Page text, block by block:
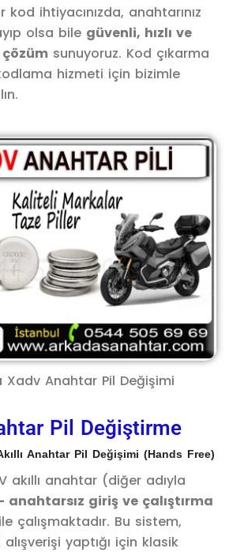
ihtiyacınızda, anahtarınız
olsa bile güvenli, hızlı ve
sunuyoruz. Kod çıkarma
hizmeti için bizimle
Xadv Anahtar Pil Değişimi
Pil Değiştirme
Anahtar Pil Değişimi (Hands Free)
akıllı anahtar (diğer adıyla
anahtarsız giriş ve çalıştırma
çalışmaktadır. Bu sistem,
yaptığı için klasik